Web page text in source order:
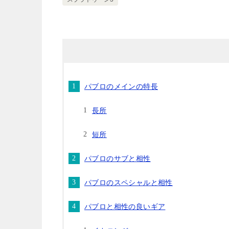
パブロのメインの特長
長所
短所
パブロのサブと相性
パブロのスペシャルと相性
パブロと相性の良いギア